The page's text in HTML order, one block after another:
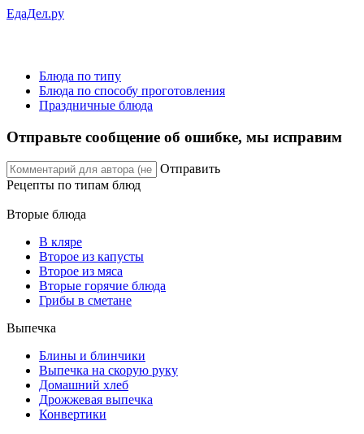
ЕдаДел.ру
Блюда по типу
Блюда по способу проготовления
Праздничные блюда
Отправьте сообщение об ошибке, мы исправим
Отправить
Рецепты по типам блюд
Вторые блюда
В кляре
Второе из капусты
Второе из мяса
Вторые горячие блюда
Грибы в сметане
Выпечка
Блины и блинчики
Выпечка на скорую руку
Домашний хлеб
Дрожжевая выпечка
Конвертики